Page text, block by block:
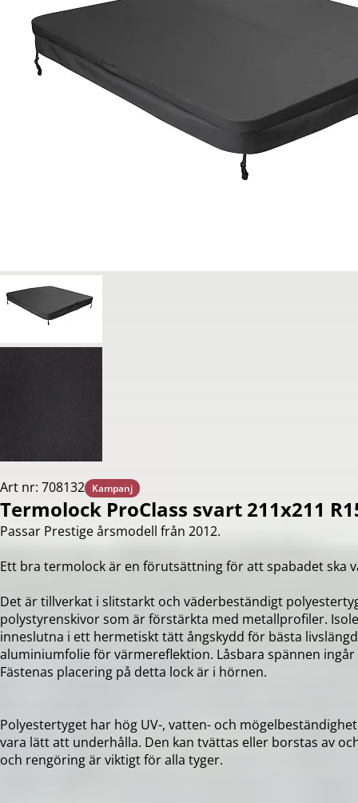
Art nr: 708132 Kampanj
Termolock ProClass svart 211x211
Passar Prestige årsmodell från 2012.
Ett bra termolock är en förutsättning för att spabadet ska
Det är tillverkat i slitstarkt och väderbeständigt
polystyrenskivor som är förstärkta med metallprofiler.
inneslutna i ett hermetiskt tätt ångskydd för bästa
aluminiumfolie för värmereflektion. Låsbara spännen
Fästenas placering på detta lock är i hörnen.
Polyestertyget har hög UV-, vatten- och
vara lätt att underhålla. Den kan tvättas eller borstas av
och rengöring är viktigt för alla tyger.